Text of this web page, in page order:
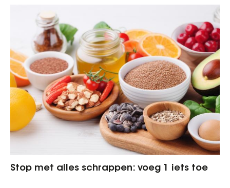
Stop met alles schrappen: voeg 1 iets toe